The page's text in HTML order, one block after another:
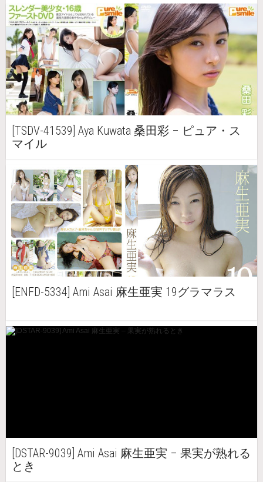
[TSDV-41539] Aya Kuwata 桑田彩 – ピュア・ス
マイル
[ENFD-5334] Ami Asai 麻生亜実 19グラマラス
[DSTAR-9039] Ami Asai 麻生亜実 – 果実が熟れる
とき